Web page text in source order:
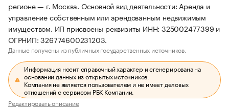
регионе — г. Москва. Основной вид деятельности: Аренда и
управление собственным или арендованным недвижимым
имуществом. ИП присвоены реквизиты ИНН: 325002477399 и
ОГРНИП: 326774600231203.
Данные получены из публичных государственных источников.
Информация носит справочный характер и сгенерирована на
основании данных из открытых источников.
Компания не является пользователем и не имеет деловых
отношений с сервисом РБК Компании.
Редактировать описание